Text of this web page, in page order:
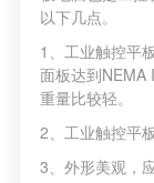
以下几点。
1、工业触控平
面板达到NEMA
重量比较轻。
2、工业触控平
3、外形美观，